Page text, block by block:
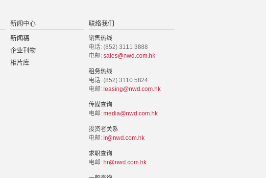
新闻中心
新闻稿
企业刊物
相片库
联络我们
销售热线
电话: (852) 3111 3888
电邮: sales@nwd.com.hk
租务热线
电话: (852) 3110 5824
电邮: leasing@nwd.com.hk
传媒查询
电邮: media@nwd.com.hk
投资者关系
电邮: ir@nwd.com.hk
求职查询
电邮: hr@nwd.com.hk